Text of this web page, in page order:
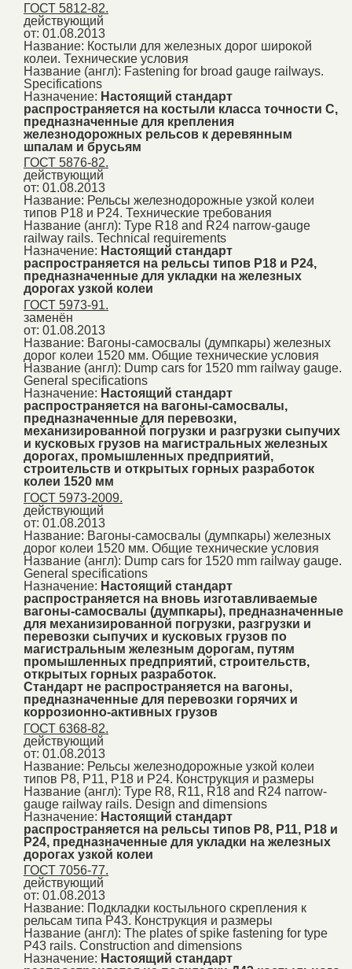
ГОСТ 5812-82.
действующий
от: 01.08.2013
Название: Костыли для железных дорог широкой
колеи. Технические условия
Название (англ): Fastening for broad gauge railways.
Specifications
Назначение: Настоящий стандарт
распространяется на костыли класса точности С,
предназначенные для крепления
железнодорожных рельсов к деревянным
шпалам и брусьям
ГОСТ 5876-82.
действующий
от: 01.08.2013
Название: Рельсы железнодорожные узкой колеи
типов Р18 и Р24. Технические требования
Название (англ): Type R18 and R24 narrow-gauge
railway rails. Technical requirements
Назначение: Настоящий стандарт
распространяется на рельсы типов Р18 и Р24,
предназначенные для укладки на железных
дорогах узкой колеи
ГОСТ 5973-91.
заменён
от: 01.08.2013
Название: Вагоны-самосвалы (думпкары) железных
дорог колеи 1520 мм. Общие технические условия
Название (англ): Dump cars for 1520 mm railway gauge.
General specifications
Назначение: Настоящий стандарт
распространяется на вагоны-самосвалы,
предназначенные для перевозки,
механизированной погрузки и разгрузки сыпучих
и кусковых грузов на магистральных железных
дорогах, промышленных предприятий,
строительств и открытых горных разработок
колеи 1520 мм
ГОСТ 5973-2009.
действующий
от: 01.08.2013
Название: Вагоны-самосвалы (думпкары) железных
дорог колеи 1520 мм. Общие технические условия
Название (англ): Dump cars for 1520 mm railway gauge.
General specifications
Назначение: Настоящий стандарт
распространяется на вновь изготавливаемые
вагоны-самосвалы (думпкары), предназначенные
для механизированной погрузки, разгрузки и
перевозки сыпучих и кусковых грузов по
магистральным железным дорогам, путям
промышленных предприятий, строительств,
открытых горных разработок.
Стандарт не распространяется на вагоны,
предназначенные для перевозки горячих и
коррозионно-активных грузов
ГОСТ 6368-82.
действующий
от: 01.08.2013
Название: Рельсы железнодорожные узкой колеи
типов Р8, Р11, Р18 и Р24. Конструкция и размеры
Название (англ): Type R8, R11, R18 and R24 narrow-
gauge railway rails. Design and dimensions
Назначение: Настоящий стандарт
распространяется на рельсы типов Р8, Р11, Р18 и
Р24, предназначенные для укладки на железных
дорогах узкой колеи
ГОСТ 7056-77.
действующий
от: 01.08.2013
Название: Подкладки костыльного скрепления к
рельсам типа Р43. Конструкция и размеры
Название (англ): The plates of spike fastening for type
Р43 rails. Construction and dimensions
Назначение: Настоящий стандарт